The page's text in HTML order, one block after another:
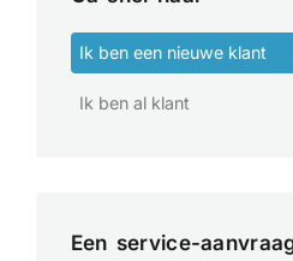
Ik ben een nieuwe klant
Ik ben al klant
Een service-